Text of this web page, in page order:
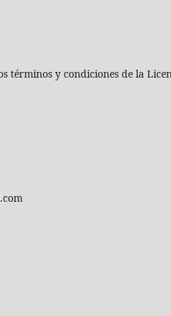
términos y condiciones de la